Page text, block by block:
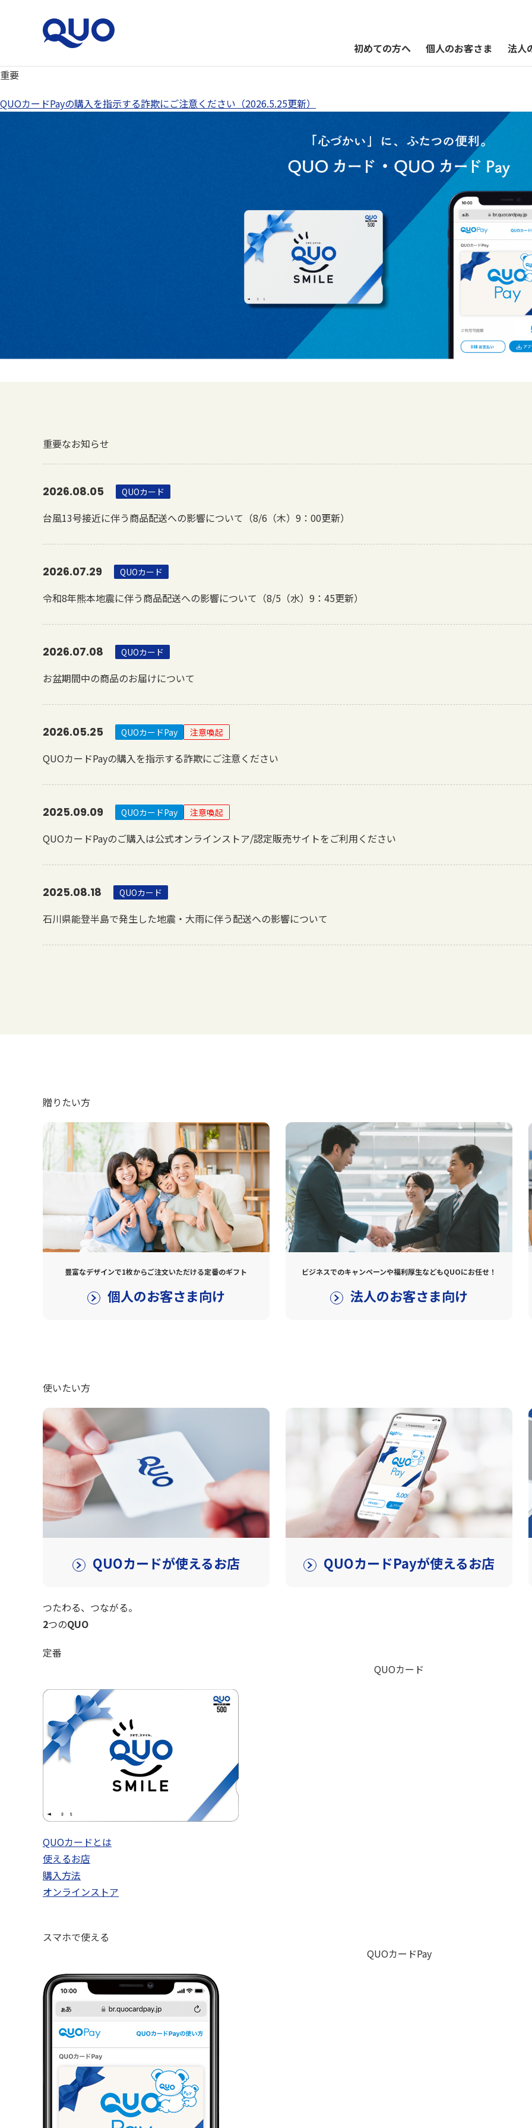
初めての方へ 個人のお客さま 法人
QUOカードオンラインストア
重要
QUOカードPayの購入を指示する詐欺にご注意ください（2026.5.25更新）
重要なお知らせ
2026.08.05 QUOカード
台風13号接近に伴う商品配送への影響について（8/6（木）9：00更新）
2026.07.29 QUOカード
令和8年熊本地震に伴う商品配送への影響について（8/5（水）9：45更新）
2026.07.08 QUOカード
お盆期間中の商品のお届けについて
2026.05.25 QUOカードPay 注意喚起
QUOカードPayの購入を指示する詐欺にご注意ください
2025.09.09 QUOカードPay 注意喚起
QUOカードPayのご購入は公式オンラインストア/認定販売サイトをご利用ください
2025.08.18 QUOカード
石川県能登半島で発生した地震・大雨に伴う配送への影響について
贈りたい方
豊富なデザインで1枚からご注文いただける定番のギフト
個人のお客さま向け
ビジネスでのキャンペーンや福利厚生などもQUOにお任せ！
法人のお客さま向け
使いたい方
QUOカードが使えるお店 QUOカードPayが使えるお店
つたわる、つながる。
2つのQUO
定番
QUOカード
QUOカードとは
使えるお店
購入方法
オンラインストア
スマホで使える
QUOカードPay